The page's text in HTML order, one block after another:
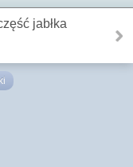
jabłka